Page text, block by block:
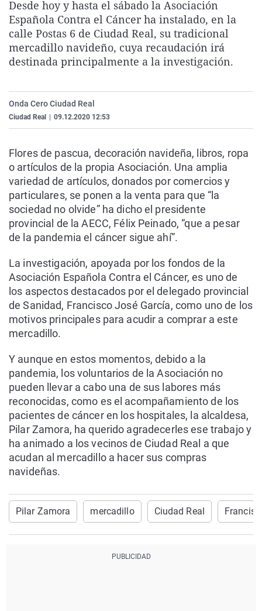
La rosa de los vientos
Gente viajera
Como el perro y el
Caso
Retornados
Equipo de
Operación Viuda
Extremadura
Galicia
La Rioja
Navarra
País Vasco
Virales
Televisión
Elecciones
Desde hoy y hasta el sábado la Asociación
Española Contra el Cáncer ha instalado, en la
calle Postas 6 de Ciudad Real, su tradicional
mercadillo navideño, cuya recaudación irá
destinada principalmente a la investigación.
Onda Cero Ciudad Real
Ciudad Real 09.12.2020 12:53
Flores de pascua, decoración navideña, libros, ropa
o artículos de la propia Asociación. Una amplia
variedad de artículos, donados por comercios y
particulares, se ponen a la venta para que “la
sociedad no olvide” ha dicho el presidente
provincial de la AECC, Félix Peinado, “que a pesar
de la pandemia el cáncer sigue ahí”.
La investigación, apoyada por los fondos de la
Asociación Española Contra el Cáncer, es uno de
los aspectos destacados por el delegado provincial
de Sanidad, Francisco José García, como uno de los
motivos principales para acudir a comprar a este
mercadillo.
Y aunque en estos momentos, debido a la
pandemia, los voluntarios de la Asociación no
pueden llevar a cabo una de sus labores más
reconocidas, como es el acompañamiento de los
pacientes de cáncer en los hospitales, la alcaldesa,
Pilar Zamora, ha querido agradecerles ese trabajo y
ha animado a los vecinos de Ciudad Real a que
acudan al mercadillo a hacer sus compras
navideñas.
Pilar Zamora mercadillo Ciudad Real